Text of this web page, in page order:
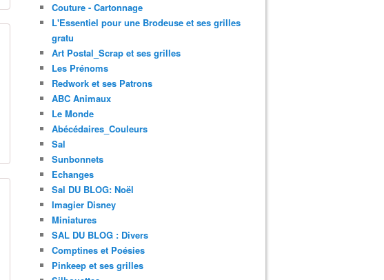
A proposito di asciugapiatti.. ecco uno schema free semplice - Blog di
,
o
Couture - Cartonnage
L'Essentiel pour une Brodeuse et ses grilles
gratu
Art Postal_Scrap et ses grilles
Les Prénoms
Redwork et ses Patrons
ABC Animaux
Le Monde
Abécédaires_Couleurs
Sal
Sunbonnets
Echanges
Sal DU BLOG: Noël
Imagier Disney
Miniatures
SAL DU BLOG : Divers
Comptines et Poésies
Pinkeep et ses grilles